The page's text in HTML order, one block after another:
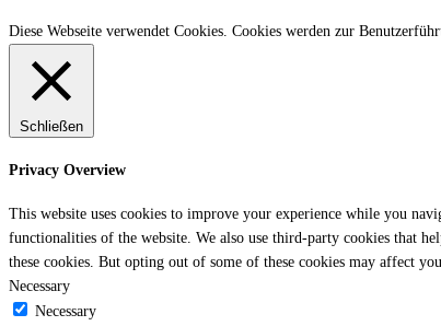
Diese Webseite verwendet Cookies. Cookies werden zur
Schließen
Privacy Overview
This website uses cookies to improve your experience while you
functionalities of the website. We also use third-party cookies that
these cookies. But opting out of some of these cookies may affect
Necessary
Necessary